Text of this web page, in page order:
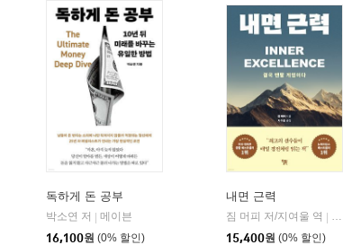
독하게 돈 공부
박소연 저 | 메이븐
16,100원 (0% 할인)
내면 근력
짐 머피 저/지여울 역 |
15,400원 (0% 할인)